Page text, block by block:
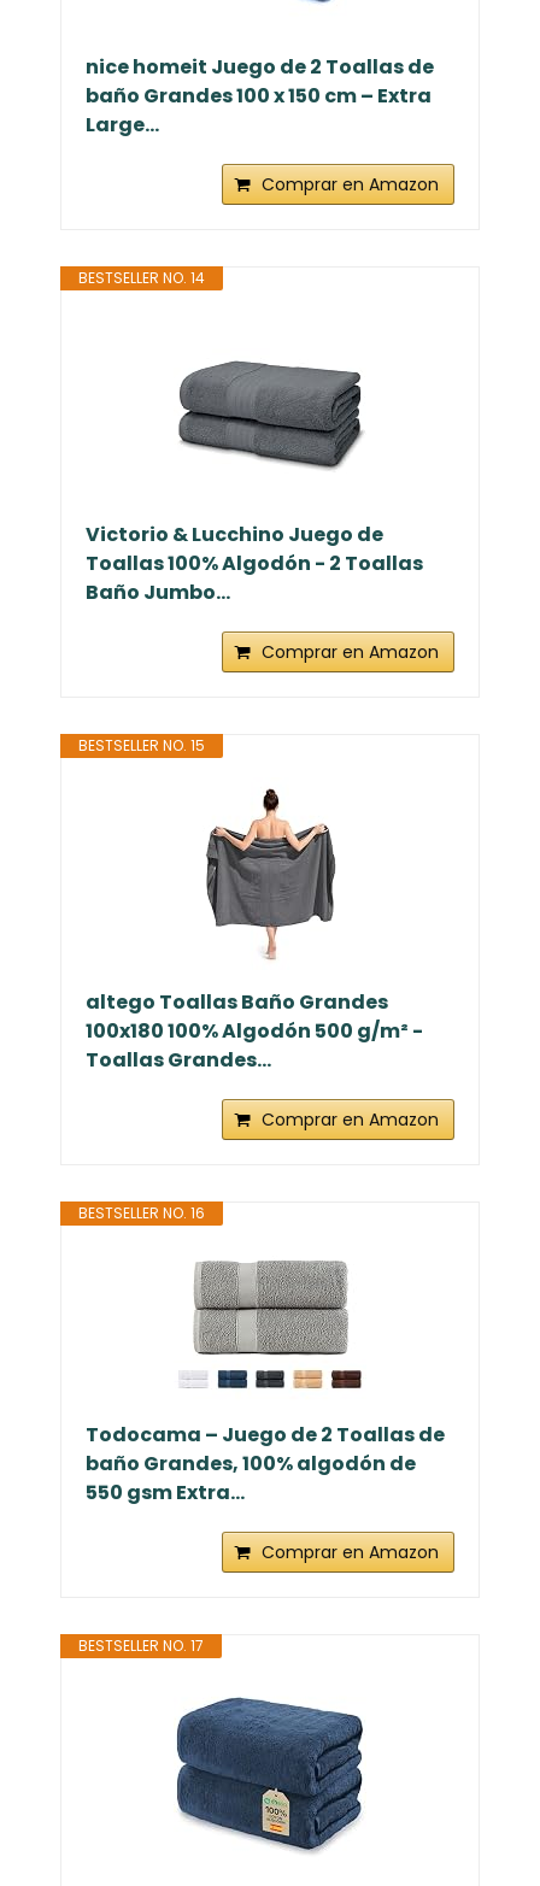
nice homeit Juego de 2 Toallas de
baño Grandes 100 x 150 cm – Extra
Large...
Comprar en Amazon
BESTSELLER NO. 14
Victorio & Lucchino Juego de
Toallas 100% Algodón - 2 Toallas
Baño Jumbo...
Comprar en Amazon
BESTSELLER NO. 15
altego Toallas Baño Grandes
100x180 100% Algodón 500 g/m² -
Toallas Grandes...
Comprar en Amazon
BESTSELLER NO. 16
Todocama – Juego de 2 Toallas de
baño Grandes, 100% algodón de
550 gsm Extra...
Comprar en Amazon
BESTSELLER NO. 17